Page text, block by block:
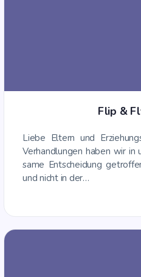
Flip &
Lie­be Eltern und
Ver­hand­lun­gen haben wir
sa­me Ent­schei­dung
und nicht in der…